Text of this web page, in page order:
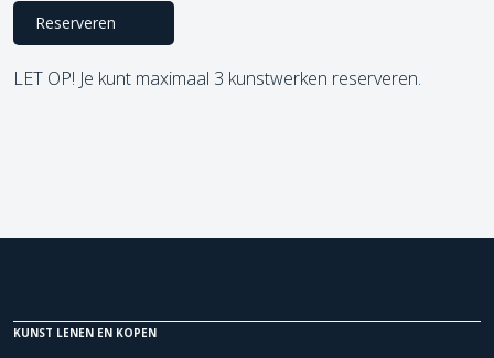
Reserveren
LET OP! Je kunt maximaal 3 kunstwerken reserveren.
KUNST LENEN EN KOPEN